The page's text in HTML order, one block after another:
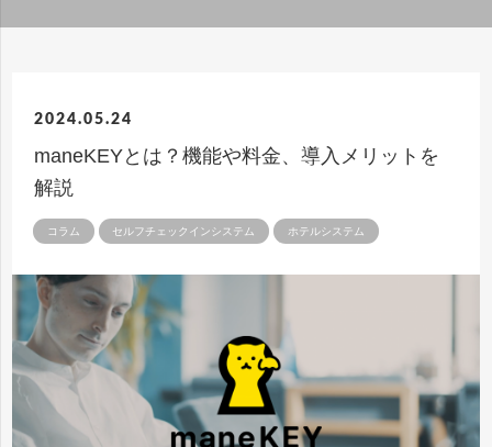
2024.05.24
maneKEYとは？機能や料金、導入メリットを
解説
コラム セルフチェックインシステム ホテルシステム